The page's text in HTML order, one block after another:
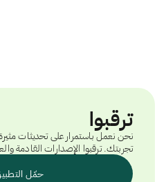
ترقبوا
نحن نعمل باستمرار على تحديثات
تجربتك. ترقبوا الإصدارات القادمة
حمّل